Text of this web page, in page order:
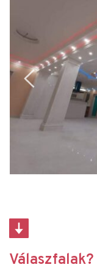
Válaszfalak?